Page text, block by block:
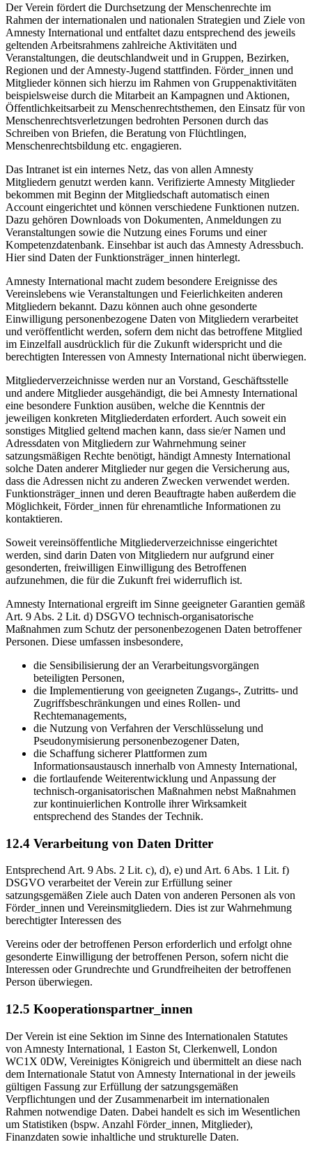
Der Verein fördert die Durchsetzung der Menschenrechte im
Rahmen der internationalen und nationalen Strategien und Ziele von
Amnesty International und entfaltet dazu entsprechend des jeweils
geltenden Arbeitsrahmens zahlreiche Aktivitäten und
Veranstaltungen, die deutschlandweit und in Gruppen, Bezirken,
Regionen und der Amnesty-Jugend stattfinden. Förder_innen und
Mitglieder können sich hierzu im Rahmen von Gruppenaktivitäten
beispielsweise durch die Mitarbeit an Kampagnen und Aktionen,
Öffentlichkeitsarbeit zu Menschenrechtsthemen, den Einsatz für von
Menschenrechtsverletzungen bedrohten Personen durch das
Schreiben von Briefen, die Beratung von Flüchtlingen,
Menschenrechtsbildung etc. engagieren.
Das Intranet ist ein internes Netz, das von allen Amnesty
Mitgliedern genutzt werden kann. Verifizierte Amnesty Mitglieder
bekommen mit Beginn der Mitgliedschaft automatisch einen
Account eingerichtet und können verschiedene Funktionen nutzen.
Dazu gehören Downloads von Dokumenten, Anmeldungen zu
Veranstaltungen sowie die Nutzung eines Forums und einer
Kompetenzdatenbank. Einsehbar ist auch das Amnesty Adressbuch.
Hier sind Daten der Funktionsträger_innen hinterlegt.
Amnesty International macht zudem besondere Ereignisse des
Vereinslebens wie Veranstaltungen und Feierlichkeiten anderen
Mitgliedern bekannt. Dazu können auch ohne gesonderte
Einwilligung personenbezogene Daten von Mitgliedern verarbeitet
und veröffentlicht werden, sofern dem nicht das betroffene Mitglied
im Einzelfall ausdrücklich für die Zukunft widerspricht und die
berechtigten Interessen von Amnesty International nicht überwiegen.
Mitgliederverzeichnisse werden nur an Vorstand, Geschäftsstelle
und andere Mitglieder ausgehändigt, die bei Amnesty International
eine besondere Funktion ausüben, welche die Kenntnis der
jeweiligen konkreten Mitgliederdaten erfordert. Auch soweit ein
sonstiges Mitglied geltend machen kann, dass sie/er Namen und
Adressdaten von Mitgliedern zur Wahrnehmung seiner
satzungsmäßigen Rechte benötigt, händigt Amnesty International
solche Daten anderer Mitglieder nur gegen die Versicherung aus,
dass die Adressen nicht zu anderen Zwecken verwendet werden.
Funktionsträger_innen und deren Beauftragte haben außerdem die
Möglichkeit, Förder_innen für ehrenamtliche Informationen zu
kontaktieren.
Soweit vereinsöffentliche Mitgliederverzeichnisse eingerichtet
werden, sind darin Daten von Mitgliedern nur aufgrund einer
gesonderten, freiwilligen Einwilligung des Betroffenen
aufzunehmen, die für die Zukunft frei widerruflich ist.
Amnesty International ergreift im Sinne geeigneter Garantien gemäß
Art. 9 Abs. 2 Lit. d) DSGVO technisch-organisatorische
Maßnahmen zum Schutz der personenbezogenen Daten betroffener
Personen. Diese umfassen insbesondere,
die Sensibilisierung der an Verarbeitungsvorgängen
beteiligten Personen,
die Implementierung von geeigneten Zugangs-, Zutritts- und
Zugriffsbeschränkungen und eines Rollen- und
Rechtemanagements,
die Nutzung von Verfahren der Verschlüsselung und
Pseudonymisierung personenbezogener Daten,
die Schaffung sicherer Plattformen zum
Informationsaustausch innerhalb von Amnesty International,
die fortlaufende Weiterentwicklung und Anpassung der
technisch-organisatorischen Maßnahmen nebst Maßnahmen
zur kontinuierlichen Kontrolle ihrer Wirksamkeit
entsprechend des Standes der Technik.
12.4 Verarbeitung von Daten Dritter
Entsprechend Art. 9 Abs. 2 Lit. c), d), e) und Art. 6 Abs. 1 Lit. f)
DSGVO verarbeitet der Verein zur Erfüllung seiner
satzungsgemäßen Ziele auch Daten von anderen Personen als von
Förder_innen und Vereinsmitgliedern. Dies ist zur Wahrnehmung
berechtigter Interessen des
Vereins oder der betroffenen Person erforderlich und erfolgt ohne
gesonderte Einwilligung der betroffenen Person, sofern nicht die
Interessen oder Grundrechte und Grundfreiheiten der betroffenen
Person überwiegen.
12.5 Kooperationspartner_innen
Der Verein ist eine Sektion im Sinne des Internationalen Statutes
von Amnesty International, 1 Easton St, Clerkenwell, London
WC1X 0DW, Vereinigtes Königreich und übermittelt an diese nach
dem Internationale Statut von Amnesty International in der jeweils
gültigen Fassung zur Erfüllung der satzungsgemäßen
Verpflichtungen und der Zusammenarbeit im internationalen
Rahmen notwendige Daten. Dabei handelt es sich im Wesentlichen
um Statistiken (bspw. Anzahl Förder_innen, Mitglieder),
Finanzdaten sowie inhaltliche und strukturelle Daten.